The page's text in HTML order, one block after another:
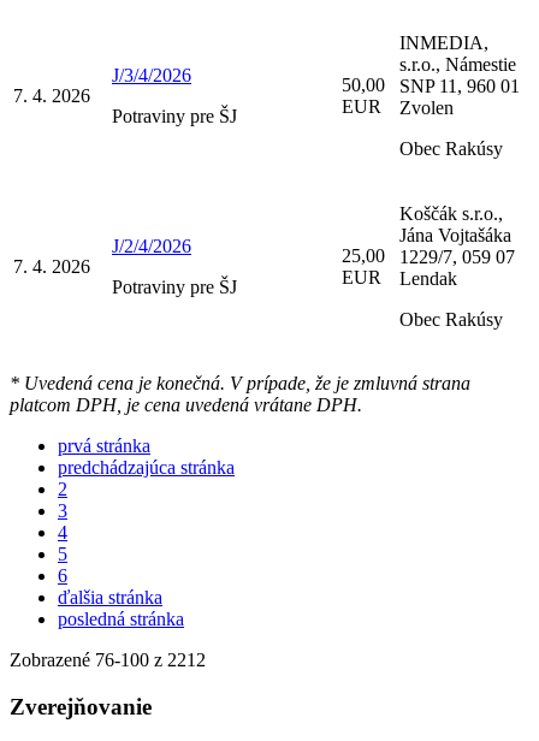
7. 4. 2026
J/3/4/2026
Potraviny pre ŠJ
50,00
EUR
INMEDIA,
s.r.o., Námestie
SNP 11, 960 01
Zvolen
Obec Rakúsy
7. 4. 2026
J/2/4/2026
Potraviny pre ŠJ
25,00
EUR
Koščák s.r.o.,
Jána Vojtašáka
1229/7, 059 07
Lendak
Obec Rakúsy
* Uvedená cena je konečná. V prípade, že je zmluvná strana
platcom DPH, je cena uvedená vrátane DPH.
prvá stránka
predchádzajúca stránka
2
3
4
5
6
ďalšia stránka
posledná stránka
Zobrazené 76-100 z 2212
Zverejňovanie